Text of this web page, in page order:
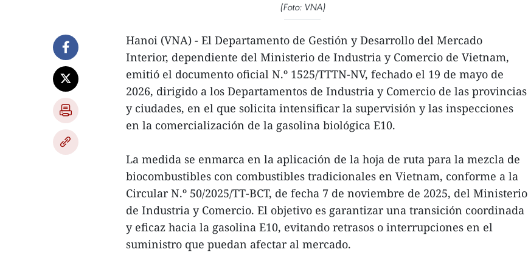
(Foto: VNA)
Hanoi (VNA) - El Departamento de Gestión y Desarrollo del Mercado
Interior, dependiente del Ministerio de Industria y Comercio de Vietnam,
emitió el documento oficial N.º 1525/TTTN-NV, fechado el 19 de mayo de
2026, dirigido a los Departamentos de Industria y Comercio de las provincias
y ciudades, en el que solicita intensificar la supervisión y las inspecciones
en la comercialización de la gasolina biológica E10.
La medida se enmarca en la aplicación de la hoja de ruta para la mezcla de
biocombustibles con combustibles tradicionales en Vietnam, conforme a la
Circular N.º 50/2025/TT-BCT, de fecha 7 de noviembre de 2025, del Ministerio
de Industria y Comercio. El objetivo es garantizar una transición coordinada
y eficaz hacia la gasolina E10, evitando retrasos o interrupciones en el
suministro que puedan afectar al mercado.